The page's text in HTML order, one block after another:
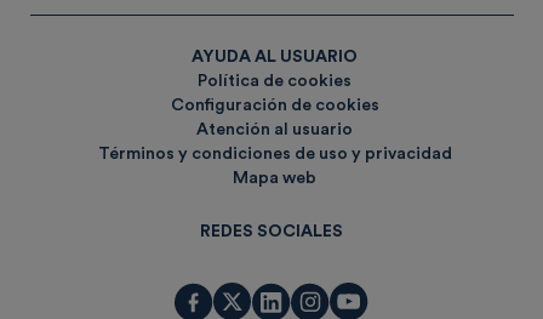
AYUDA AL USUARIO
Política de cookies
Configuración de cookies
Atención al usuario
Términos y condiciones de uso y privacidad
Mapa web
REDES SOCIALES